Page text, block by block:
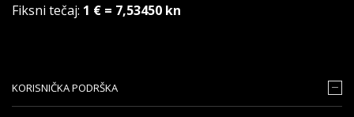
Fiksni tečaj: 1 € = 7,53450 kn
KORISNIČKA PODRŠKA